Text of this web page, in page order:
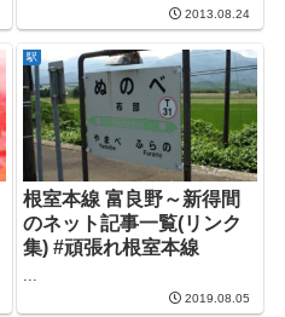
2013.08.24
駅
根室本線 富良野～新得間
のネット記事一覧(リンク
集) #頑張れ根室本線
...
2019.08.05